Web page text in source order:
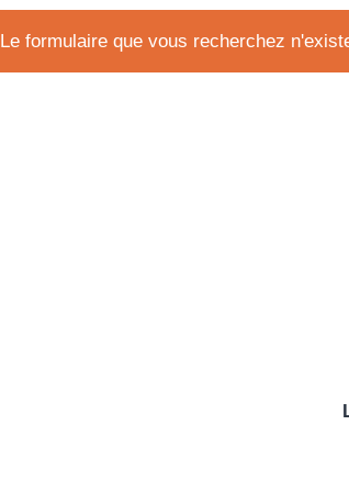
Le formulaire que vous recherchez